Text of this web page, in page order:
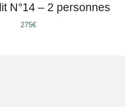
N°14 – 2 personnes
275€